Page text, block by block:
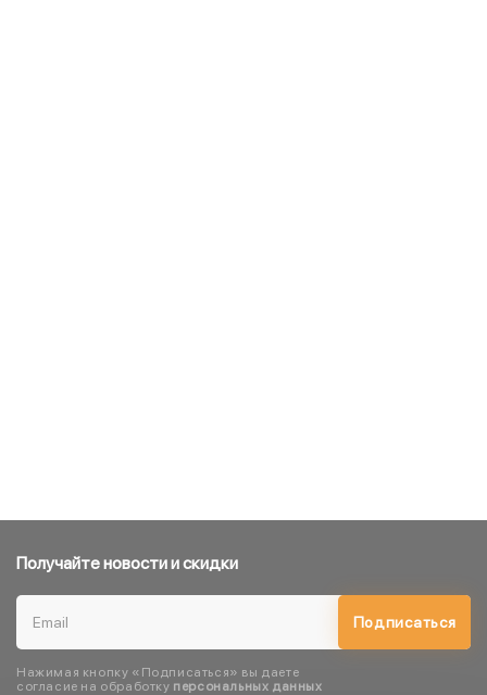
Получайте новости и скидки
Подписаться
Нажимая кнопку «Подписаться» вы даете
согласие на обработку персональных данных